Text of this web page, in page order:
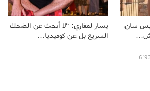
سان
يسار لمغاري: “لا أبحث عن الضحك
السريع بل عن كوميديا…